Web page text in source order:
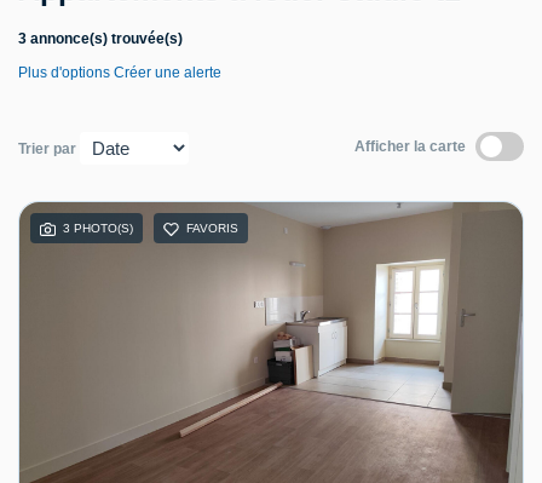
Agences
3 annonce(s) trouvée(s)
Plus d'options Créer une alerte
Trier par Afficher la carte
3 PHOTO(S) FAVORIS